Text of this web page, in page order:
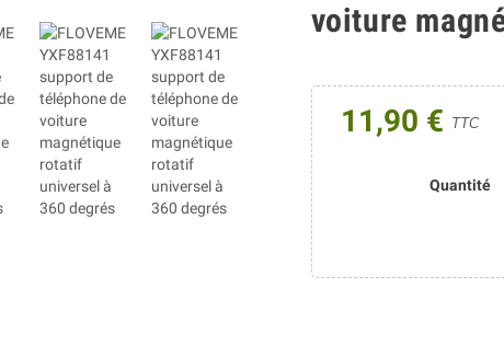
voiture
11,90 € TTC
Quantité